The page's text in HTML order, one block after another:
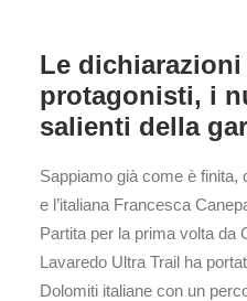
Le dichiarazioni
protagonisti, i
salienti della
Sappiamo già come è finita,
e l’italiana Francesca
Partita per la prima volta da
Lavaredo Ultra Trail ha
Dolomiti italiane con un